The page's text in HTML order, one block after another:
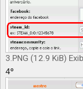
3.PNG (12.9 KiB)
4º